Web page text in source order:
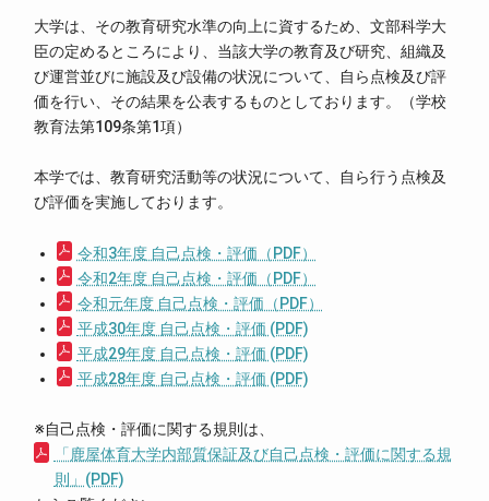
大学は、その教育研究水準の向上に資するため、文部科学大
臣の定めるところにより、当該大学の教育及び研究、組織及
び運営並びに施設及び設備の状況について、自ら点検及び評
価を行い、その結果を公表するものとしております。（学校
教育法第109条第1項）
本学では、教育研究活動等の状況について、自ら行う点検及
び評価を実施しております。
令和3年度 自己点検・評価（PDF）
令和2年度 自己点検・評価（PDF）
令和元年度 自己点検・評価（PDF）
平成30年度 自己点検・評価 (PDF)
平成29年度 自己点検・評価 (PDF)
平成28年度 自己点検・評価 (PDF)
※自己点検・評価に関する規則は、
「鹿屋体育大学内部質保証及び自己点検・評価に関する規
則」(PDF)